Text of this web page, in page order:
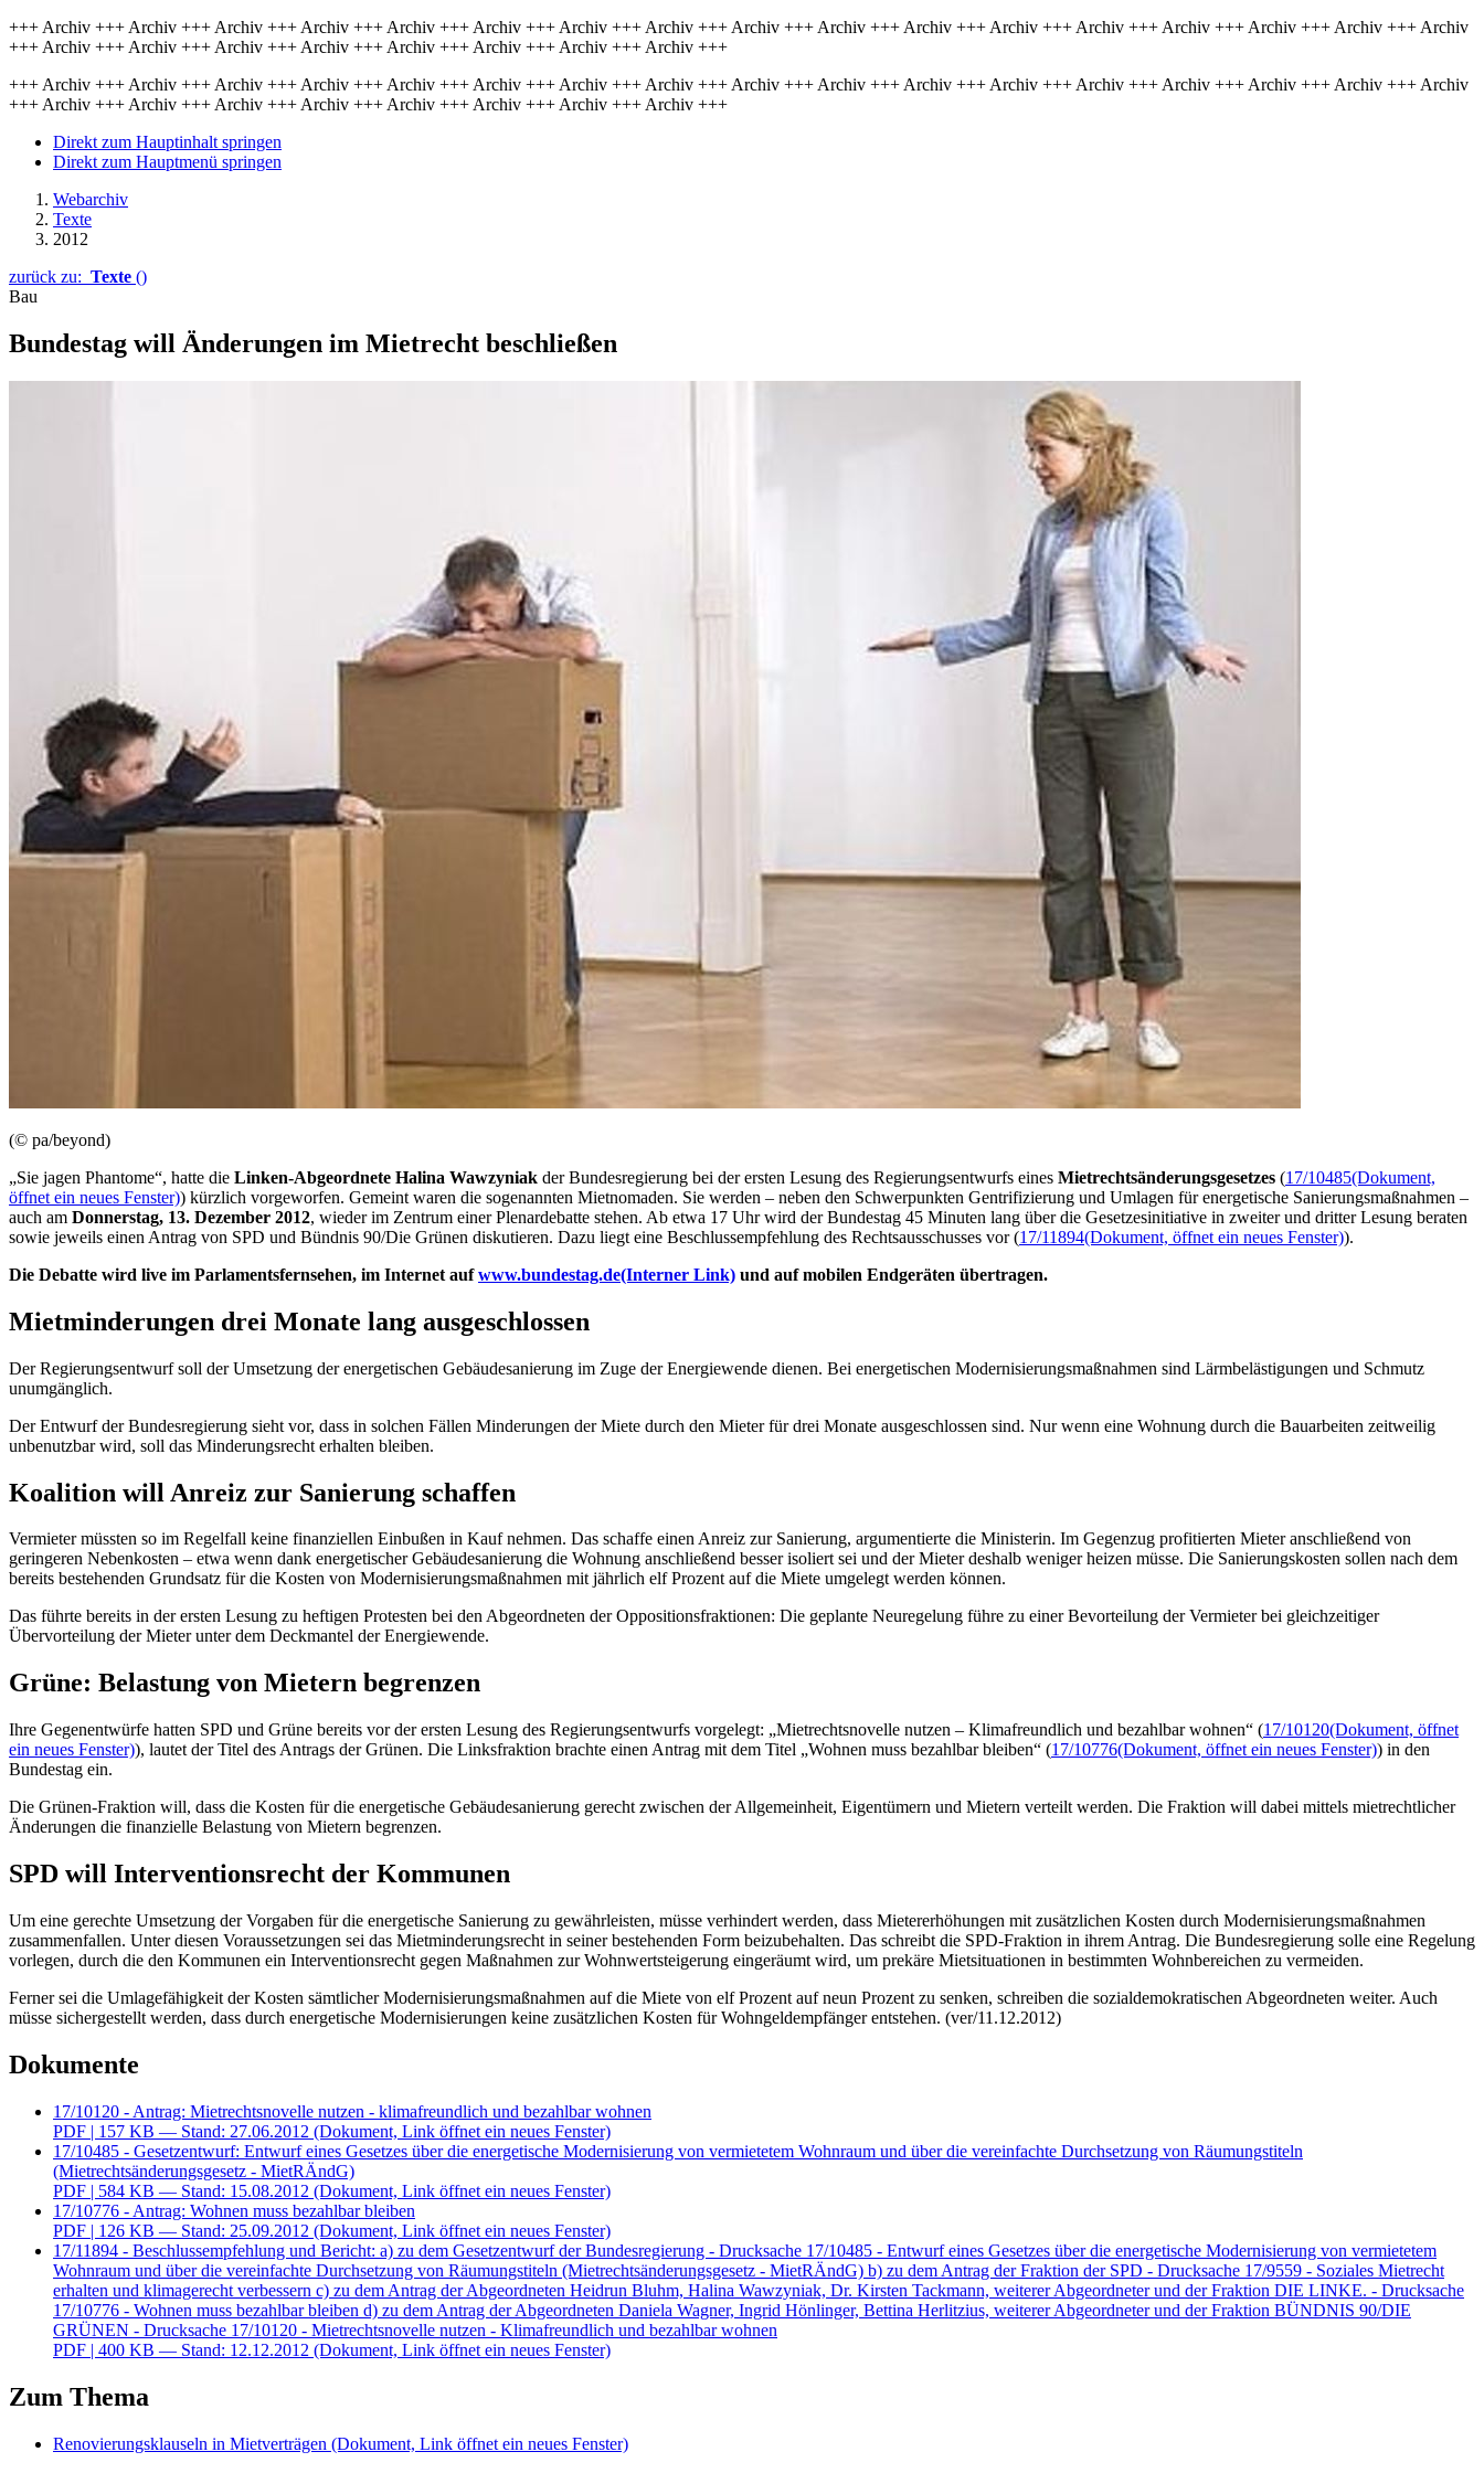
+++ Archiv +++ Archiv +++ Archiv +++ Archiv +++ Archiv +++ Archiv +++ Archiv +++ Archiv +++ Archiv +++ Archiv +++ Archiv +++ Archiv +++ Archiv +++ Archiv +++ Archiv +++ Archiv +++ Archiv
+++ Archiv +++ Archiv +++ Archiv +++ Archiv +++ Archiv +++ Archiv +++ Archiv +++ Archiv +++
+++ Archiv +++ Archiv +++ Archiv +++ Archiv +++ Archiv +++ Archiv +++ Archiv +++ Archiv +++ Archiv +++ Archiv +++ Archiv +++ Archiv +++ Archiv +++ Archiv +++ Archiv +++ Archiv +++ Archiv
+++ Archiv +++ Archiv +++ Archiv +++ Archiv +++ Archiv +++ Archiv +++ Archiv +++ Archiv +++
Direkt zum Hauptinhalt springen
Direkt zum Hauptmenü springen
Webarchiv
Texte
2012
zurück zu: Texte ()
Bau
Bundestag will Änderungen im Mietrecht beschließen
(© pa/beyond)
„Sie jagen Phantome“, hatte die Linken-Abgeordnete Halina Wawzyniak der Bundesregierung bei der ersten Lesung des Regierungsentwurfs eines Mietrechtsänderungsgesetzes (17/10485(Dokument,
öffnet ein neues Fenster)) kürzlich vorgeworfen. Gemeint waren die sogenannten Mietnomaden. Sie werden – neben den Schwerpunkten Gentrifizierung und Umlagen für energetische Sanierungsmaßnahmen –
auch am Donnerstag, 13. Dezember 2012, wieder im Zentrum einer Plenardebatte stehen. Ab etwa 17 Uhr wird der Bundestag 45 Minuten lang über die Gesetzesinitiative in zweiter und dritter Lesung beraten
sowie jeweils einen Antrag von SPD und Bündnis 90/Die Grünen diskutieren. Dazu liegt eine Beschlussempfehlung des Rechtsausschusses vor (17/11894(Dokument, öffnet ein neues Fenster)).
Die Debatte wird live im Parlamentsfernsehen, im Internet aufwww.bundestag.de(Interner Link) und auf mobilen Endgeräten übertragen.
Mietminderungen drei Monate lang ausgeschlossen
Der Regierungsentwurf soll der Umsetzung der energetischen Gebäudesanierung im Zuge der Energiewende dienen. Bei energetischen Modernisierungsmaßnahmen sind Lärmbelästigungen und Schmutz
unumgänglich.
Der Entwurf der Bundesregierung sieht vor, dass in solchen Fällen Minderungen der Miete durch den Mieter für drei Monate ausgeschlossen sind. Nur wenn eine Wohnung durch die Bauarbeiten zeitweilig
unbenutzbar wird, soll das Minderungsrecht erhalten bleiben.
Koalition will Anreiz zur Sanierung schaffen
Vermieter müssten so im Regelfall keine finanziellen Einbußen in Kauf nehmen. Das schaffe einen Anreiz zur Sanierung, argumentierte die Ministerin. Im Gegenzug profitierten Mieter anschließend von
geringeren Nebenkosten – etwa wenn dank energetischer Gebäudesanierung die Wohnung anschließend besser isoliert sei und der Mieter deshalb weniger heizen müsse. Die Sanierungskosten sollen nach dem
bereits bestehenden Grundsatz für die Kosten von Modernisierungsmaßnahmen mit jährlich elf Prozent auf die Miete umgelegt werden können.
Das führte bereits in der ersten Lesung zu heftigen Protesten bei den Abgeordneten der Oppositionsfraktionen: Die geplante Neuregelung führe zu einer Bevorteilung der Vermieter bei gleichzeitiger
Übervorteilung der Mieter unter dem Deckmantel der Energiewende.
Grüne: Belastung von Mietern begrenzen
Ihre Gegenentwürfe hatten SPD und Grüne bereits vor der ersten Lesung des Regierungsentwurfs vorgelegt: „Mietrechtsnovelle nutzen – Klimafreundlich und bezahlbar wohnen“ (17/10120(Dokument, öffnet
ein neues Fenster)), lautet der Titel des Antrags der Grünen. Die Linksfraktion brachte einen Antrag mit dem Titel „Wohnen muss bezahlbar bleiben“ (17/10776(Dokument, öffnet ein neues Fenster)) in den
Bundestag ein.
Die Grünen-Fraktion will, dass die Kosten für die energetische Gebäudesanierung gerecht zwischen der Allgemeinheit, Eigentümern und Mietern verteilt werden. Die Fraktion will dabei mittels mietrechtlicher
Änderungen die finanzielle Belastung von Mietern begrenzen.
SPD will Interventionsrecht der Kommunen
Um eine gerechte Umsetzung der Vorgaben für die energetische Sanierung zu gewährleisten, müsse verhindert werden, dass Mietererhöhungen mit zusätzlichen Kosten durch Modernisierungsmaßnahmen
zusammenfallen. Unter diesen Voraussetzungen sei das Mietminderungsrecht in seiner bestehenden Form beizubehalten. Das schreibt die SPD-Fraktion in ihrem Antrag. Die Bundesregierung solle eine Regelung
vorlegen, durch die den Kommunen ein Interventionsrecht gegen Maßnahmen zur Wohnwertsteigerung eingeräumt wird, um prekäre Mietsituationen in bestimmten Wohnbereichen zu vermeiden.
Ferner sei die Umlagefähigkeit der Kosten sämtlicher Modernisierungsmaßnahmen auf die Miete von elf Prozent auf neun Prozent zu senken, schreiben die sozialdemokratischen Abgeordneten weiter. Auch
müsse sichergestellt werden, dass durch energetische Modernisierungen keine zusätzlichen Kosten für Wohngeldempfänger entstehen. (ver/11.12.2012)
Dokumente
17/10120 - Antrag: Mietrechtsnovelle nutzen - klimafreundlich und bezahlbar wohnen
PDF | 157 KB — Stand: 27.06.2012 (Dokument, Link öffnet ein neues Fenster)
17/10485 - Gesetzentwurf: Entwurf eines Gesetzes über die energetische Modernisierung von vermietetem Wohnraum und über die vereinfachte Durchsetzung von Räumungstiteln
(Mietrechtsänderungsgesetz - MietRÄndG)
PDF | 584 KB — Stand: 15.08.2012 (Dokument, Link öffnet ein neues Fenster)
17/10776 - Antrag: Wohnen muss bezahlbar bleiben
PDF | 126 KB — Stand: 25.09.2012 (Dokument, Link öffnet ein neues Fenster)
17/11894 - Beschlussempfehlung und Bericht: a) zu dem Gesetzentwurf der Bundesregierung - Drucksache 17/10485 - Entwurf eines Gesetzes über die energetische Modernisierung von vermietetem
Wohnraum und über die vereinfachte Durchsetzung von Räumungstiteln (Mietrechtsänderungsgesetz - MietRÄndG) b) zu dem Antrag der Fraktion der SPD - Drucksache 17/9559 - Soziales Mietrecht
erhalten und klimagerecht verbessern c) zu dem Antrag der Abgeordneten Heidrun Bluhm, Halina Wawzyniak, Dr. Kirsten Tackmann, weiterer Abgeordneter und der Fraktion DIE LINKE. - Drucksache
17/10776 - Wohnen muss bezahlbar bleiben d) zu dem Antrag der Abgeordneten Daniela Wagner, Ingrid Hönlinger, Bettina Herlitzius, weiterer Abgeordneter und der Fraktion BÜNDNIS 90/DIE
GRÜNEN - Drucksache 17/10120 - Mietrechtsnovelle nutzen - Klimafreundlich und bezahlbar wohnen
PDF | 400 KB — Stand: 12.12.2012 (Dokument, Link öffnet ein neues Fenster)
Zum Thema
Renovierungsklauseln in Mietverträgen (Dokument, Link öffnet ein neues Fenster)